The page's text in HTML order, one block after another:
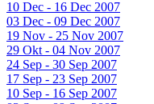
10 Dec - 16 Dec 2007
03 Dec - 09 Dec 2007
19 Nov - 25 Nov 2007
29 Okt - 04 Nov 2007
24 Sep - 30 Sep 2007
17 Sep - 23 Sep 2007
10 Sep - 16 Sep 2007